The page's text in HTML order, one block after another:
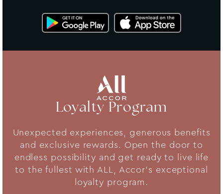
Loyalty Program
Unexpected experiences, generous benefits
and exclusive rewards. Open the door to
endless possibility and get ready to live life
to the fullest with ALL, Accor's exceptional
loyalty program.